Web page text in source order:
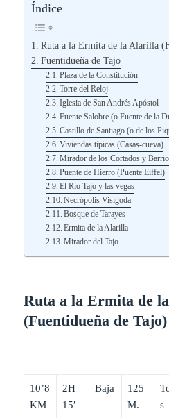
Índice
Ruta a la Ermita de la Alarilla
Fuentidueña de Tajo
Plaza de la Constitución
Torre del Reloj
Iglesia de San Andrés Apóstol
Fuente Salobre (o Fuente de la
Castillo de Santiago (o de los
Viviendas típicas (Casas-cueva)
Mirador de los Cortados y
Puente de Hierro (Puente Eiffel)
El Río Tajo y las vegas
Necrópolis Visigoda
Bosque de Tarayes
Ermita de la Alarilla
Mirador del Tajo
Ruta a la Ermita de
(Fuentidueña de Tajo)
10’8
KM
2H
15′
Baja
125
M.
s